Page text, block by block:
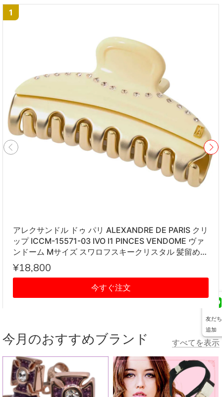
友だち
追加
1
アレクサンドル ドゥ パリ ALEXANDRE DE PARIS クリ
ップ ICCM-15571-03 IVO I1 PINCES VENDOME ヴァ
ンドーム Mサイズ スワロフスキークリスタル 髪留め
レディース アイボリー系
¥18,800
今すぐ注文
今月のおすすめブランド すべてを表示